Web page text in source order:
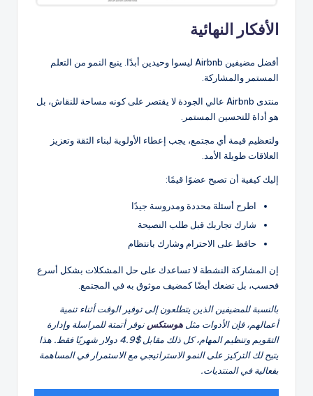
الأفكار النهائية
أفضل مضيفين Airbnb ليسوا وحيدين أبدًا. ينبع النمو من التعلم
المستمر والمشاركة.
منتدى Airbnb عالي الجودة لا يقتصر على كونه مساحة للنقاش، بل
هو أداة للتحسين المستمر.
ولتعظيم قيمة أي مجتمع، يجب إعطاء الأولوية لبناء الثقة وتعزيز
العلاقات طويلة الأمد.
إليك كيفية أن تصبح عضوًا قيمًا:
اطرح أسئلة محددة ومدروسة جيدًا
شارك تجاربك قبل طلب النصيحة
حافظ على الاحترام وشارك بانتظام
إن المشاركة النشطة لا تساعدك على حل المشكلات بشكل أسرع
فحسب، بل تضعك أيضًا كمضيف موثوق به في المجتمع.
بالنسبة للمضيفين الذين يتطلعون إلى توفير الوقت أثناء تنمية
أعمالهم، فإن الأدوات مثل هوستكس نوفر أتمتة للمراسلة وإدارة
التقويم وتنظيم المهام، كل ذلك مقابل $4.9 دولار شهريًا فقط. هذا
يتيح لك التركيز على النمو الاستراتيجي مع الاستمرار في المساهمة
بفعالية في المنتديات.